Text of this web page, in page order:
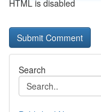
HTML is disabled
Search